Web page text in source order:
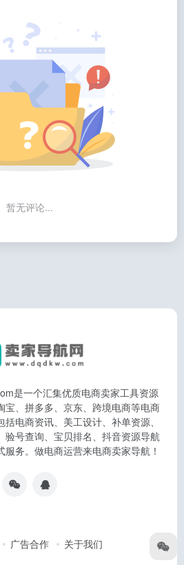
暂无评论...
是一个汇集优质电商卖家工具资源
宝、拼多多、京东、跨境电商等电商
电商资讯、美工设计、补单资源、
验号查询、宝贝排名、抖音资源导航
务。做电商运营来电商卖家导航！
广告合作 关于我们